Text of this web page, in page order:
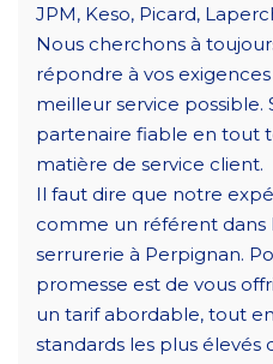
JPM, Keso, Picard,
Nous cherchons à
répondre à vos
meilleur service possible.
partenaire fiable en tout
matière de service client.
Il faut dire que notre
comme un référent dans
serrurerie à Perpignan.
promesse est de vous
un tarif abordable, tout
standards les plus élevés